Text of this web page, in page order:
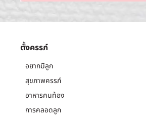
ตั้งครรภ์
อยากมีลูก
สุขภาพครรภ์
อาหารคนท้อง
การคลอดลูก